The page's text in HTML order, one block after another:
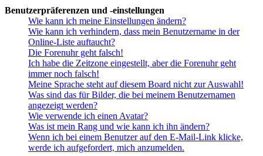
Benutzerpräferenzen und -einstellungen
Wie kann ich meine Einstellungen ändern?
Wie kann ich verhindern, dass mein Benutzername in der
Online-Liste auftaucht?
Die Forenuhr geht falsch!
Ich habe die Zeitzone eingestellt, aber die Forenuhr geht
immer noch falsch!
Meine Sprache steht auf diesem Board nicht zur Auswahl!
Was sind das für Bilder, die bei meinem Benutzernamen
angezeigt werden?
Wie verwende ich einen Avatar?
Was ist mein Rang und wie kann ich ihn ändern?
Wenn ich bei einem Benutzer auf den E-Mail-Link klicke,
werde ich aufgefordert, mich anzumelden.